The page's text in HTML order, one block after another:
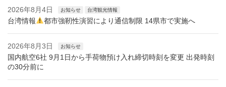
2026年8月4日 お知らせ 台湾観光情報
台湾情報 都市強靭性演習により通信制限 14県市で実施へ
2026年8月3日 お知らせ
国内航空6社 9月1日から手荷物預け入れ締切時刻を変更 出発時刻
の30分前に